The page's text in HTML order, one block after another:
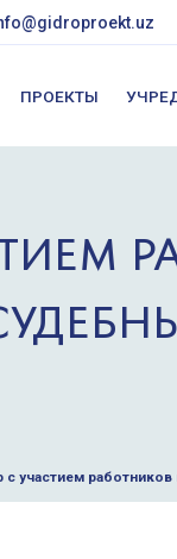
ПРОЕКТЫ
с участием